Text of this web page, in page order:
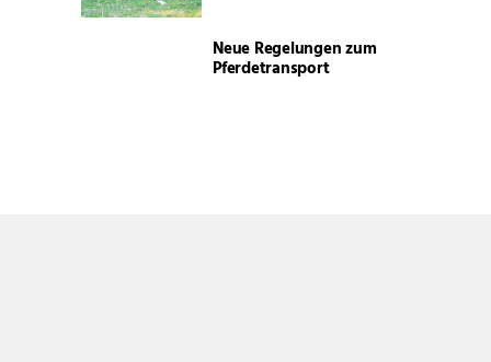
Neue Regelungen zum
Pferdetransport